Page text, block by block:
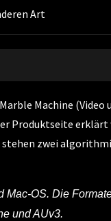
Art
Machine (Video
Produktseite
zwei
OS. Die
und AUv3.